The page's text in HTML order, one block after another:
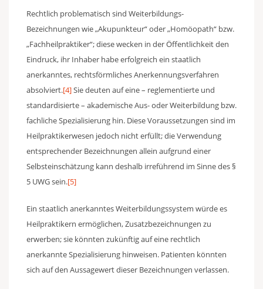
Rechtlich problematisch sind Weiterbildungs-
Bezeichnungen wie „Akupunkteur“ oder „Homöopath“ bzw.
„Fachheilpraktiker“; diese wecken in der Öffentlichkeit den
Eindruck, ihr Inhaber habe erfolgreich ein staatlich
anerkanntes, rechtsförmliches Anerkennungsverfahren
absolviert.[4]Sie deuten auf eine – reglementierte und
standardisierte – akademische Aus- oder Weiterbildung bzw.
fachliche Spezialisierung hin. Diese Voraussetzungen sind im
Heilpraktikerwesen jedoch nicht erfüllt; die Verwendung
entsprechender Bezeichnungen allein aufgrund einer
Selbsteinschätzung kann deshalb irreführend im Sinne des §
5 UWG sein.[5]
Ein staatlich anerkanntes Weiterbildungssystem würde es
Heilpraktikern ermöglichen, Zusatzbezeichnungen zu
erwerben; sie könnten zukünftig auf eine rechtlich
anerkannte Spezialisierung hinweisen. Patienten könnten
sich auf den Aussagewert dieser Bezeichnungen verlassen.